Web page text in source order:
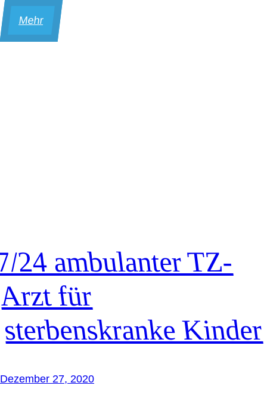
Mehr
24 ambulanter TZ-
für
sterbenskranke Kinder
Dezember 27, 2020